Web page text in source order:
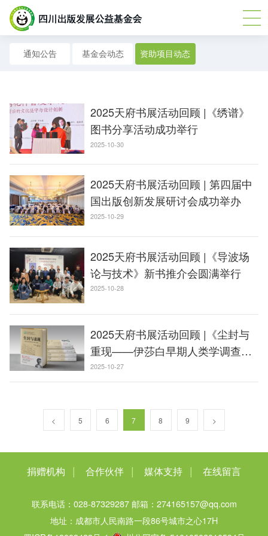
通知公告 基金会动态 资助项目动态
2025天府书展活动回顾 |《绣谱》
图书分享活动成功举行
2025-10-30
2025天府书展活动回顾 | 第四届中
国出版创新发展研讨会成功举办
2025-10-29
2025天府书展活动回顾 |《导波场
论与技术》新书推介会圆满举行
2025-10-28
2025天府书展活动回顾 |《尘封与
重现——伊莎白早期人类学调查日
记(1938—...
2025-10-27
< 5 6 7 8 9 >
捐赠机构 | 合作伙伴 | 媒体支持 | 在线留言
联系电话：028-87329287 邮箱：274165157@qq.com
地址：成都市人民南路一段86号城市之心17H